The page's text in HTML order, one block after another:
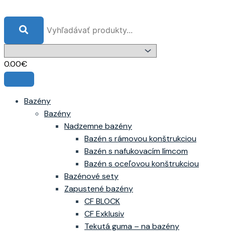
na
obsah
0.00€
Bazény
Bazény
Nadzemne bazény
Bazén s rámovou konštrukciou
Bazén s nafukovacím límcom
Bazén s oceľovou konštrukciou
Bazénové sety
Zapustené bazény
CF BLOCK
CF Exklusiv
Tekutá guma – na bazény
Náhradná
CF
pre
rám.